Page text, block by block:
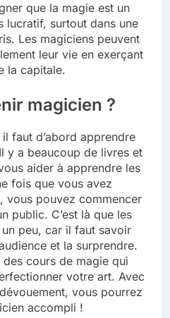
que la magie est un
lucratif, surtout dans une
Les magiciens peuvent
leur vie en exerçant
la capitale.
magicien ?
faut d’abord apprendre
y a beaucoup de livres et
aider à apprendre les
fois que vous avez
vous pouvez commencer
public. C’est là que les
peu, car il faut savoir
et la surprendre.
cours de magie qui
votre art. Avec
vous pourrez
accompli !